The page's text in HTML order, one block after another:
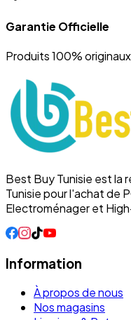
Garantie Officielle
Produits 100% originaux
Best Buy Tunisie est la
Tunisie pour l'achat de
Electroménager et
Information
À propos de nous
Nos magasins